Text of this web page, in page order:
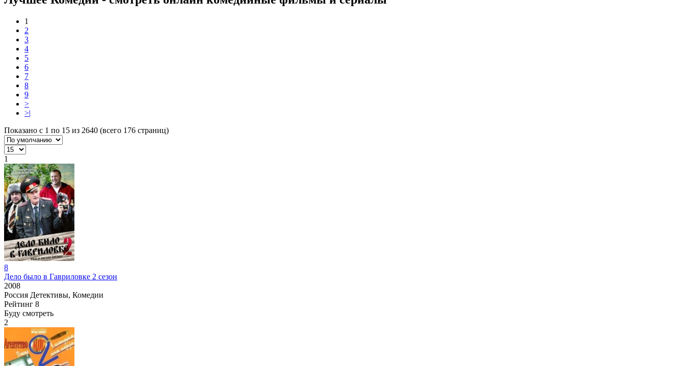
1
2
3
4
5
6
7
8
9
>
>|
Показано с 1 по 15 из 2640 (всего 176 страниц)
1
8
Дело было в Гавриловке 2 сезон
2008
Россия Детективы, Комедии
Рейтинг 8
Буду смотреть
2